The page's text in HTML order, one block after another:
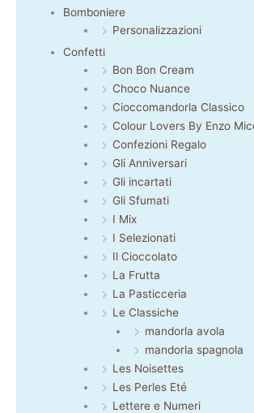
Bomboniere
Personalizzazioni
Confetti
Bon Bon Cream
Choco Nuance
Cioccomandorla Classico
Colour Lovers By Enzo
Confezioni Regalo
Gli Anniversari
Gli incartati
Gli Sfumati
I Mix
I Selezionati
Il Cioccolato
La Frutta
La Pasticceria
Le Classiche
mandorla avola
mandorla spagnola
Les Noisettes
Les Perles Eté
Lettere e Numeri